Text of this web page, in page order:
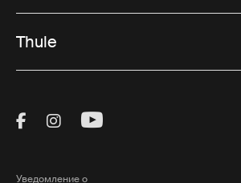
Thule
Visit Thule on Facebook
Visit Thule on Instagram
Visit Thule on
Уведомление о